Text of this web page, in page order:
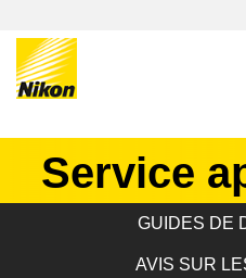
Service
GUIDES DE
AVIS SUR